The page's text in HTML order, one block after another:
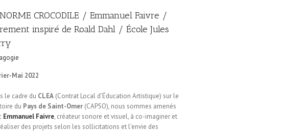
CROCODILE / Emmanuel Faivre /
inspiré de Roald Dahl / École Jules
Mai 2022
le cadre du CLEA (Contrat Local d’Éducation Artistique) sur le
du Pays de Saint-Omer (CAPSO), nous sommes amenés
Emmanuel Faivre, créateur sonore et visuel, à co-imaginer et
des projets selon les sollicitations et l’envie des